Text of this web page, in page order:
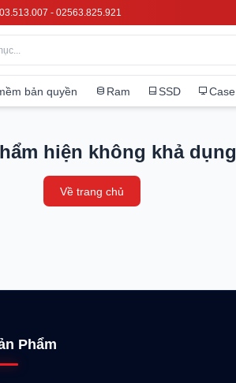
- 02563.825.921
bản quyền Ram SSD Case
hiện không khả dụng
Về trang chủ
Phẩm